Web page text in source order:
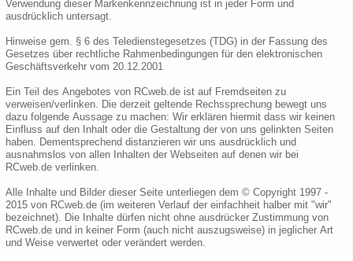
Verwendung dieser Markenkennzeichnung ist in jeder Form und
ausdrücklich untersagt.
Hinweise gem. § 6 des Teledienstegesetzes (TDG) in der Fassung des
Gesetzes über rechtliche Rahmenbedingungen für den elektronischen
Geschäftsverkehr vom 20.12.2001
Ein Teil des Angebotes von RCweb.de ist auf Fremdseiten zu
verweisen/verlinken. Die derzeit geltende Rechssprechung bewegt uns
dazu folgende Aussage zu machen: Wir erklären hiermit dass wir keinen
Einfluss auf den Inhalt oder die Gestaltung der von uns gelinkten Seiten
haben. Dementsprechend distanzieren wir uns ausdrücklich und
ausnahmslos von allen Inhalten der Webseiten auf denen wir bei
RCweb.de verlinken.
Alle Inhalte und Bilder dieser Seite unterliegen dem © Copyright 1997 -
2015 von RCweb.de (im weiteren Verlauf der einfachheit halber mit "wir"
bezeichnet). Die Inhalte dürfen nicht ohne ausdrücker Zustimmung von
RCweb.de und in keiner Form (auch nicht auszugsweise) in jeglicher Art
und Weise verwertet oder verändert werden.